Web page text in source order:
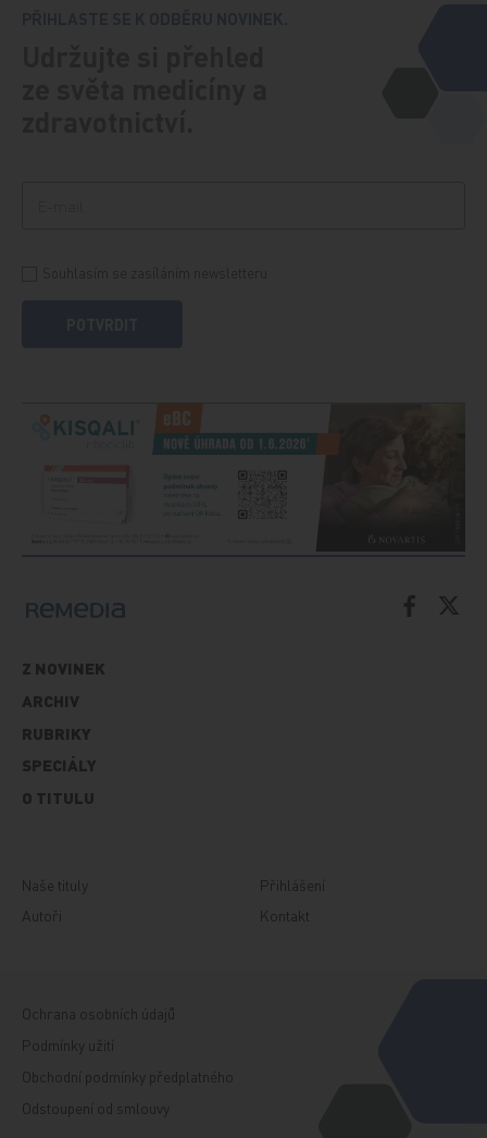
Z NOVINEK
ARCHIV
RUBRIKY
SPECIÁLY
O TITULU
Naše tituly
Autoři
Přihlášení
Kontakt
Ochrana osobních údajů
Podmínky užití
Obchodní podmínky předplatného
Odstoupení od smlouvy